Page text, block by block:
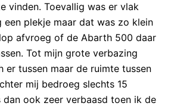
vinden. Toevallig was er vlak
plekje maar dat was zo klein
afvroeg of de Abarth 500 daar
Tot mijn grote verbazing
er tussen maar de ruimte tussen
mij bedroeg slechts 15
dan ook zeer verbaasd toen ik de